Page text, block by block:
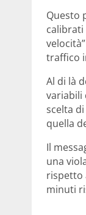
Questo
calibrati
traffico
Al di là
variabili
scelta
quella
Il
una
rispetto
minuti